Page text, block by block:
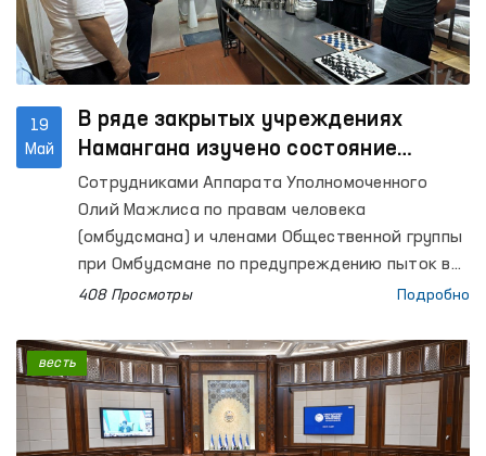
19
Май
В ряде закрытых учреждениях
Намангана изучено состояние
соблюдения прав человека
Сотрудниками Аппарата Уполномоченного
Олий Мажлиса по правам человека
(омбудсмана) и членами Общественной группы
при Омбудсмане по предупреждению пыток в
рамках национального превентивного
посещения ряда учреждений по содержанию
лиц с ограниченной свободой передвижения в
Наманганской области.
408 Просмотры Подробно
весть